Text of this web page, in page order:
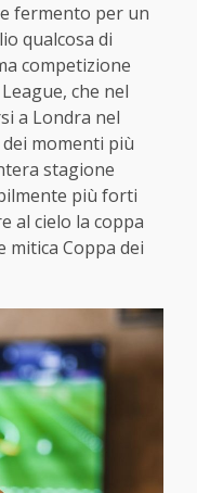
fermento per un
qualcosa di
competizione
che nel
a Londra nel
momenti più
stagione
più forti
al cielo la coppa
mitica Coppa dei